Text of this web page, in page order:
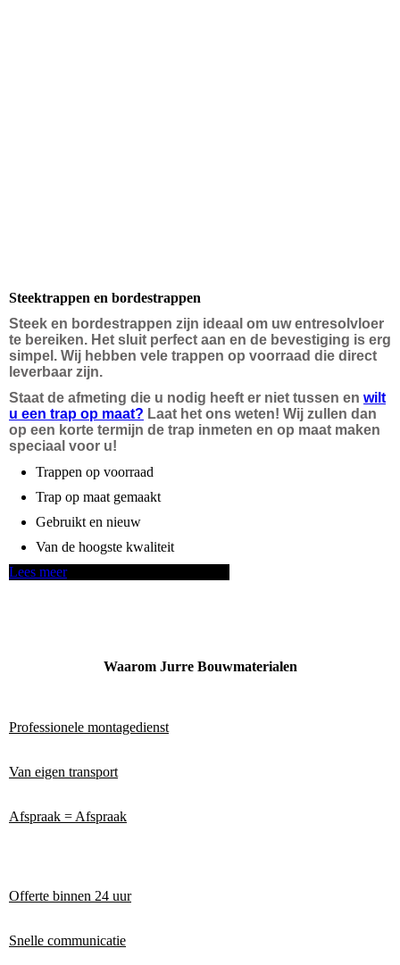
Steektrappen en bordestrappen
Steek en bordestrappen zijn ideaal om uw entresolvloer
te bereiken. Het sluit perfect aan en de bevestiging is erg
simpel. Wij hebben vele trappen op voorraad die direct
leverbaar zijn.
Staat de afmeting die u nodig heeft er niet tussen en wilt
u een trap op maat? Laat het ons weten! Wij zullen dan
op een korte termijn de trap inmeten en op maat maken
speciaal voor u!
Trappen op voorraad
Trap op maat gemaakt
Gebruikt en nieuw
Van de hoogste kwaliteit
Lees meer
Waarom Jurre Bouwmaterialen
Professionele montagedienst
Van eigen transport
Afspraak = Afspraak
Offerte binnen 24 uur
Snelle communicatie